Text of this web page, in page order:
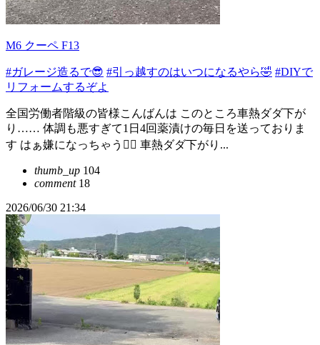
M6 クーペ F13
#ガレージ造るで😎 #引っ越すのはいつになるやら🤣 #DIYで
リフォームするぞよ
全国労働者階級の皆様こんばんは このところ車熱ダダ下が
り…… 体調も悪すぎて1日4回薬漬けの毎日を送っておりま
す はぁ嫌になっちゃう😵‍💫 車熱ダダ下がり...
thumb_up 104
comment18
2026/06/30 21:34